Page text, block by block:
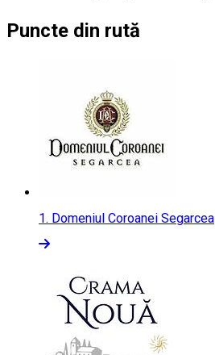
Puncte din rută
1. Domeniul Coroanei Segarcea